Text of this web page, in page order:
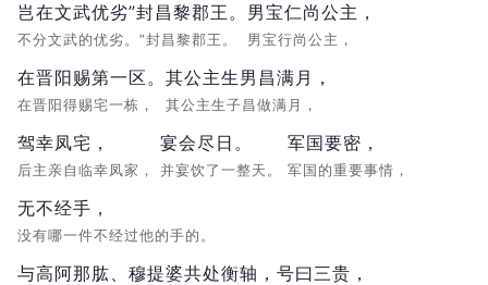
岂在文武优劣”封昌黎郡王。
不分文武的优劣。”封昌黎郡王。
男宝仁尚公主，
男宝行尚公主，
在晋阳赐第一区。
在晋阳得赐宅一栋，
其公主生男昌满月，
其公主生子昌做满月，
驾幸凤宅，
后主亲自临幸凤家，
宴会尽日。
并宴饮了一整天。
军国要密，
军国的重要事情，
无不经手，
没有哪一件不经过他的手的。
与高阿那肱、穆提婆共处衡轴， 号曰三贵，